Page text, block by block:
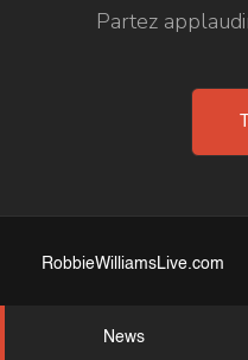
Partez
RobbieWilliamsLive.com
News